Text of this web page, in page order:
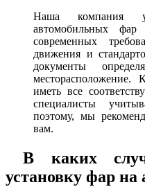
Наша компания
автомобильных
современных
движения и
документы
иметь все
специалисты
поэтому, мы
вам.
В каких
установку фар на